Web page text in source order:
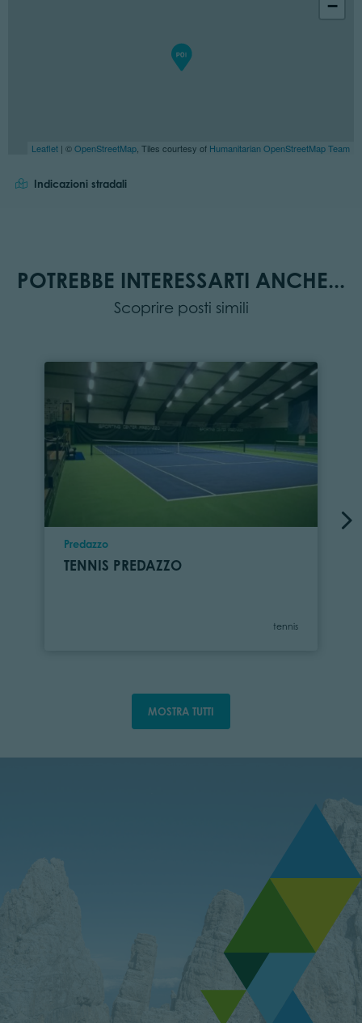
−
Leaflet | ©OpenStreetMap , Tiles courtesy of Humanitarian OpenStreetMap Team
Indicazioni stradali
POTREBBE INTERESSARTI ANCHE...
Scoprire posti simili
Località
Predazzo
TENNIS PREDAZZO
Categoria
tennis
MOSTRA TUTTI